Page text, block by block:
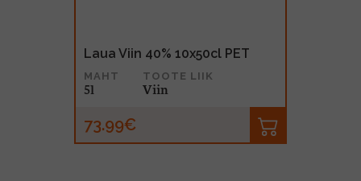
Laua Viin 40% 10x50cl PET
MAHT
5l
TOOTE LIIK
Viin
73.99€